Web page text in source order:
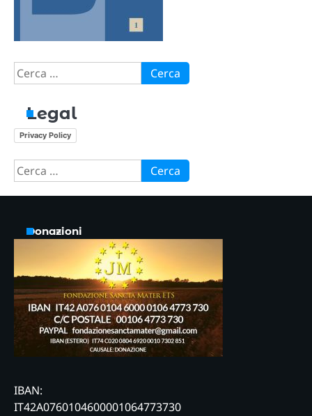
Ricerca
per:
Legal
Privacy Policy
Ricerca
per:
Donazioni
IBAN:
IT42A0760104600001064773730